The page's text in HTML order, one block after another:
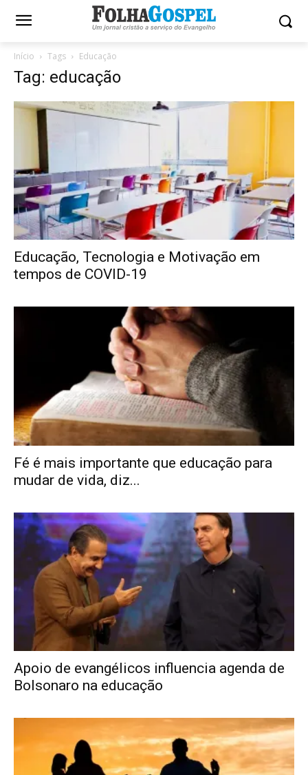
Início Tags Educação
Tag: educação
Educação, Tecnologia e Motivação em
tempos de COVID-19
Fé é mais importante que educação para
mudar de vida, diz...
Apoio de evangélicos influencia agenda de
Bolsonaro na educação